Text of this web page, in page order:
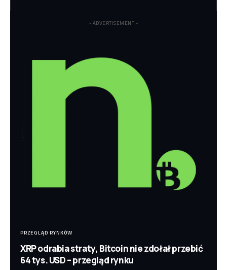
- ADVERTISEMENT -
PRZEGLĄD RYNKÓW
XRP odrabia straty, Bitcoin nie zdołał przebić
64 tys. USD – przegląd rynku